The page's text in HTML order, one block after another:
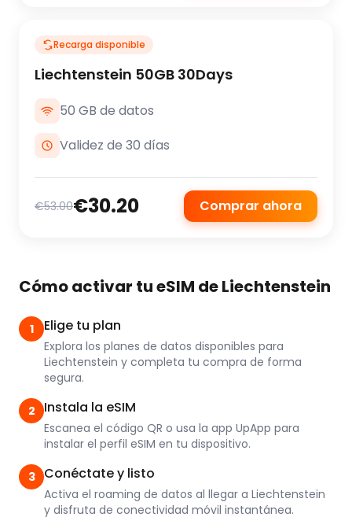
Recarga disponible
Liechtenstein 50GB 30Days
50 GB de datos
Validez de 30 días
€53.00€30.20 Comprar ahora
Cómo activar tu eSIM de Liechtenstein
1 Elige tu plan
Explora los planes de datos disponibles para
Liechtenstein y completa tu compra de forma
segura.
2 Instala la eSIM
Escanea el código QR o usa la app UpApp para
instalar el perfil eSIM en tu dispositivo.
3 Conéctate y listo
Activa el roaming de datos al llegar a Liechtenstein
y disfruta de conectividad móvil instantánea.